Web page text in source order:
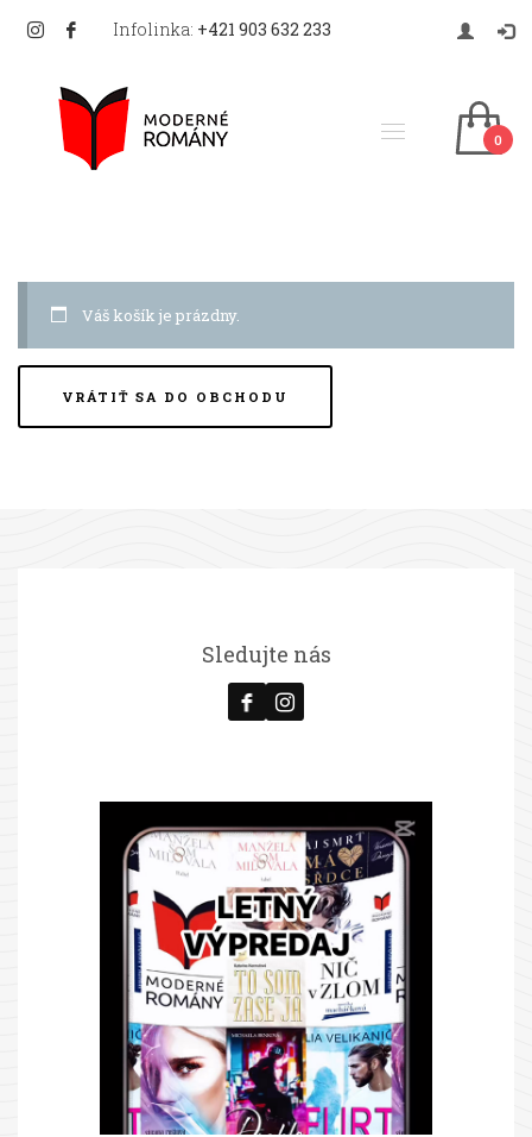
Infolinka: +421 903 632 233
Váš košík je prázdny.
VRÁTIŤ SA DO OBCHODU
Sledujte nás